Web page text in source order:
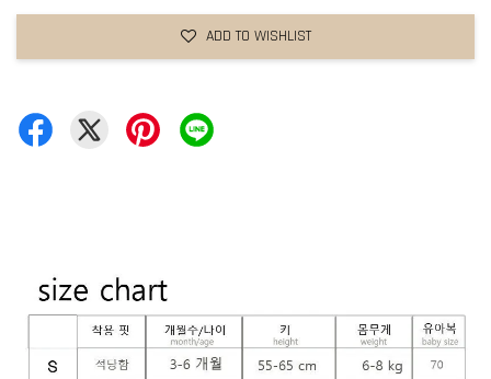
ADD TO WISHLIST